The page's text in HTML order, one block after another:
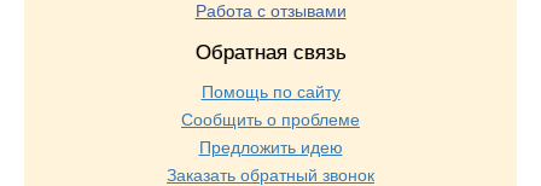
Работа с отзывами
Обратная связь
Помощь по сайту
Сообщить о проблеме
Предложить идею
Заказать обратный звонок